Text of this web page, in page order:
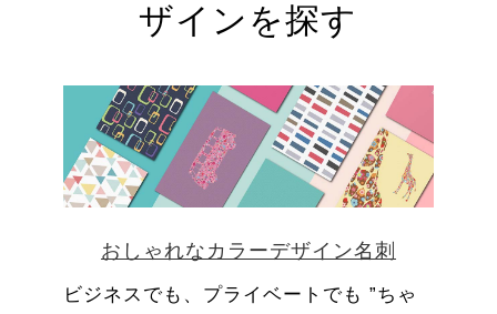
ザインを探す
おしゃれなカラーデザイン名刺
ビジネスでも、プライベートでも ”ちゃ